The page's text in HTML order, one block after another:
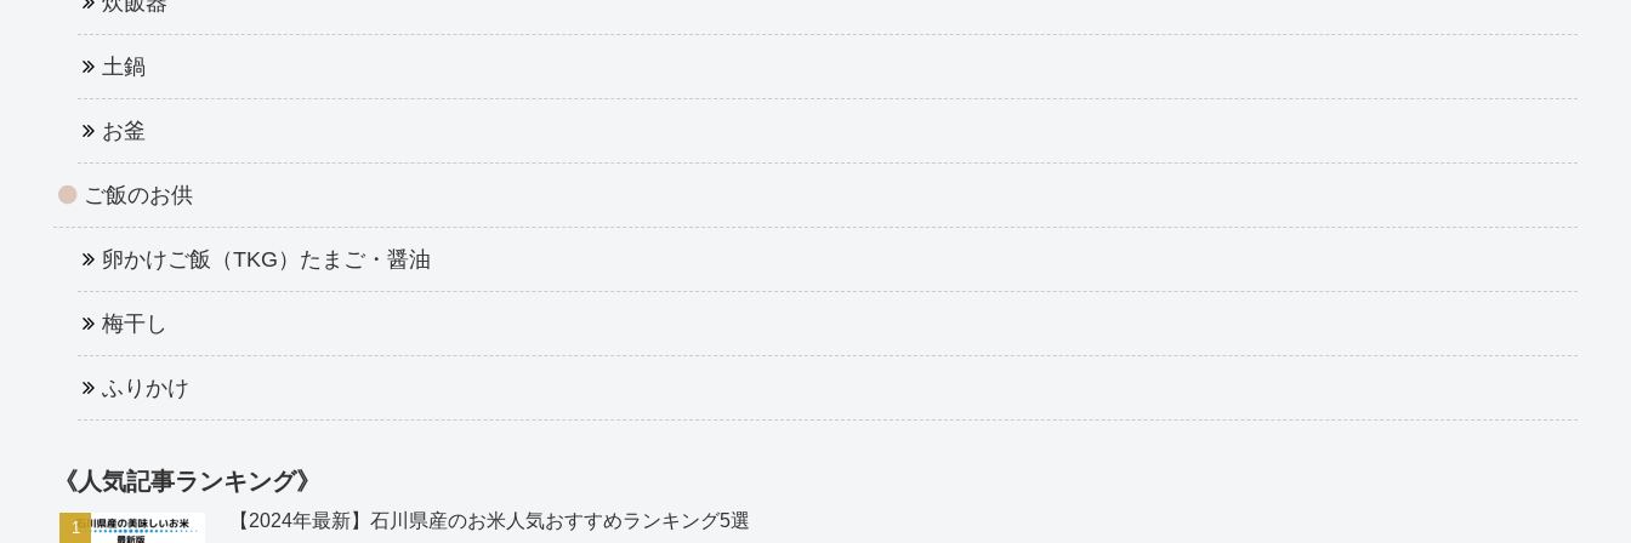
土鍋
お釜
ご飯のお供
卵かけご飯（TKG）たまご・醤油
梅干し
ふりかけ
《人気記事ランキング》
【2024年最新】石川県産のお米人気おすすめランキング5選